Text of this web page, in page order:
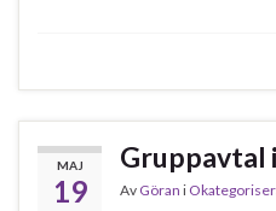
MAJ
19
Gruppavtal
Av Göran i